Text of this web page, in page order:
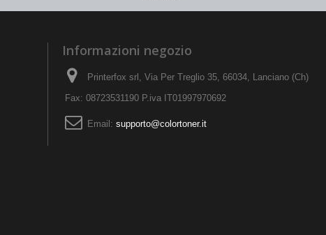
Informazioni negozio
Printerfox srl, Via Per Treglio 35, 66034, Lanciano (Ch)
Fax: 08723531190 P.iva IT01997970692
Email: supporto@colortoner.it